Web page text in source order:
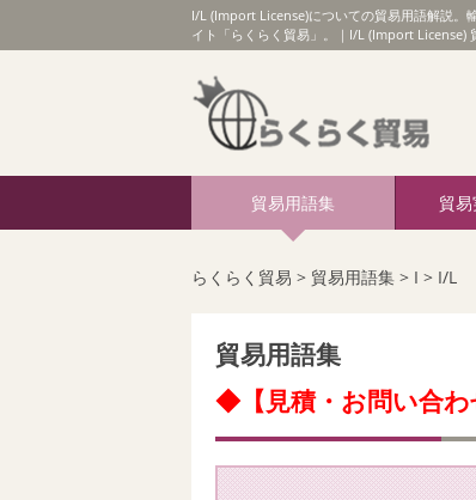
I/L (Import License)についての貿易用語解説。
イト「らくらく貿易」。｜I/L (Import License)
貿易用語集 貿
らくらく貿易 > 貿易用語集> I > I/L
貿易用語集
◆【見積・お問い合